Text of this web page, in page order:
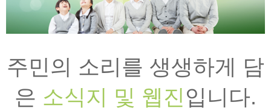
주민의 소리를 생생하게 담
은 소식지 및 웹진입니다.